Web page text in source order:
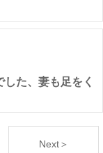
た、妻も足をく
Next＞